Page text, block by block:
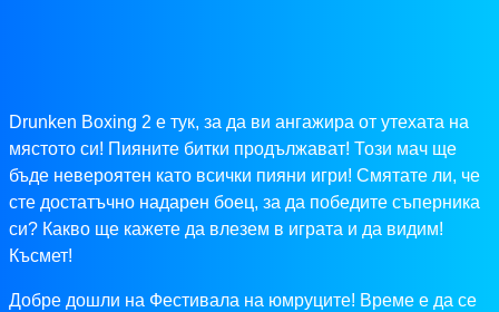
Drunken Boxing 2 е тук, за да ви ангажира от утехата на
мястото си! Пияните битки продължават! Този мач ще
бъде невероятен като всички пияни игри! Смятате ли, че
сте достатъчно надарен боец, за да победите съперника
си? Какво ще кажете да влезем в играта и да видим!
Късмет!
Добре дошли на Фестивала на юмруците! Време е да се